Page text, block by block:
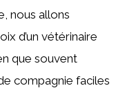
nous allons
d’un vétérinaire
que souvent
compagnie faciles